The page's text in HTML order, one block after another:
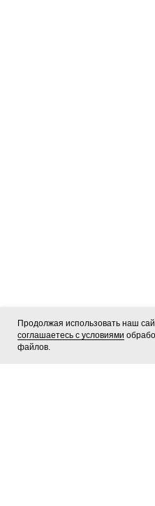
Telegram
Продолжая использовать наш
соглашаетесь с условиями
файлов.